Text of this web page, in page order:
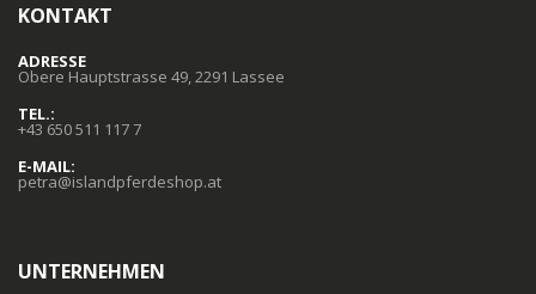
KONTAKT
ADRESSE
Obere Hauptstrasse 49, 2291 Lassee
TEL.:
+43 650 511 117 7
E-MAIL:
petra@islandpferdeshop.at
UNTERNEHMEN